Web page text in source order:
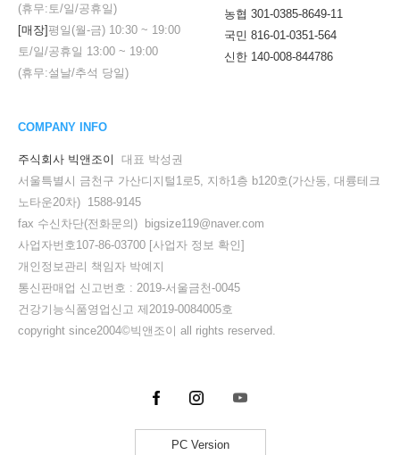
(휴무:토/일/공휴일)
[매장]평일(월-금) 10:30 ~ 19:00
토/일/공휴일 13:00 ~ 19:00
(휴무:설날/추석 당일)
농협 301-0385-8649-11
국민 816-01-0351-564
신한 140-008-844786
COMPANY INFO
주식회사 빅앤조이
대표 박성권
서울특별시 금천구 가산디지털1로5, 지하1층 b120호(가산동, 대륭테크
노타운20차) 1588-9145
fax 수신차단(전화문의) bigsize119@naver.com
사업자번호107-86-03700 [사업자 정보 확인]
개인정보관리 책임자 박예지
통신판매업 신고번호 : 2019-서울금천-0045
건강기능식품영업신고 제2019-0084005호
copyright since2004©빅앤조이 all rights reserved.
PC Version